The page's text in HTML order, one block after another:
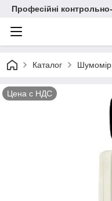
Професійні
Каталог
Цена с НДС